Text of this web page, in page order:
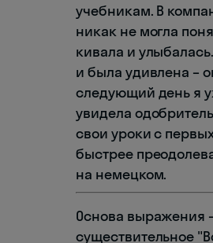
учебникам. В
никак не могла
кивала и
и была удивлена –
следующий день я
увидела
свои уроки с
быстрее
на немецком.
Основа выражения
существительное